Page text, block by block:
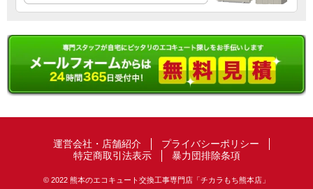
運営会社・店舗紹介
プライバシーポリシー
特定商取引法表示
暴力団排除条項
© 2022 熊本のエコキュート交換工事専門店「チカラもち熊本店」